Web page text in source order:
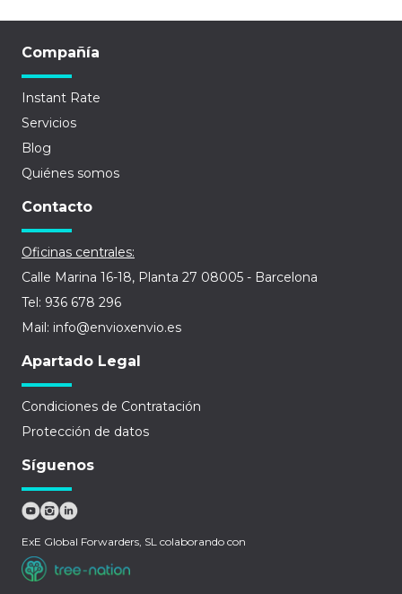
Compañía
Instant Rate
Servicios
Blog
Quiénes somos
Contacto
Oficinas centrales:
Calle Marina 16-18, Planta 27 08005 - Barcelona
Tel: 936 678 296
Mail: info@envioxenvio.es
Apartado Legal
Condiciones de Contratación
Protección de datos
Síguenos
ExE Global Forwarders, SL colaborando con